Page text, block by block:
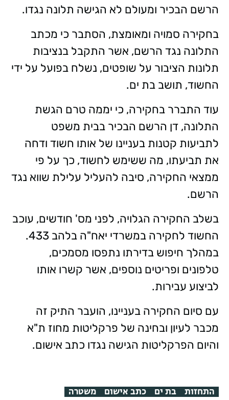
הרשם הבכיר ומעולם לא הגישה תלונה נגדו.
בחקירה סמויה ומאומצת, הסתבר כי מכתב
התלונה נגד הרשם, אשר התקבל בנציבות
תלונות הציבור על שופטים, נשלח בפועל על ידי
החשוד, תושב בת ים.
עוד התברר בחקירה, כי יממה טרם הגשת
התלונה, דן הרשם הבכיר בבית משפט
לתביעות קטנות בעניינו של אותו חשוד ודחה
את תביעתו, מה ששימש לחשוד, כך על פי
ממצאי החקירה, סיבה להעליל עלילת שווא נגד
הרשם.
בשלב החקירה הגלויה, לפני מס' חודשים, עוכב
החשוד לחקירה במשרדי יאח"ה בלהב 433.
במהלך חיפוש בדירתו נתפסו מסמכים,
טלפונים ופריטים נוספים, אשר קשרו אותו
לביצוע עבירות.
עם סיום החקירה בעניינו, הועבר התיק זה
מכבר לעיון ובחינה של פרקליטות מחוז ת"א
והיום הפרקליטות הגישה נגדו כתב אישום.
התחזות בת ים כתב אישום משטרה